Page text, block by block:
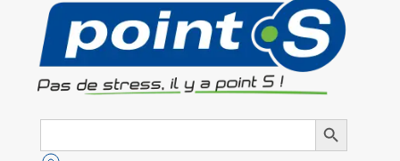
Search
Search Button